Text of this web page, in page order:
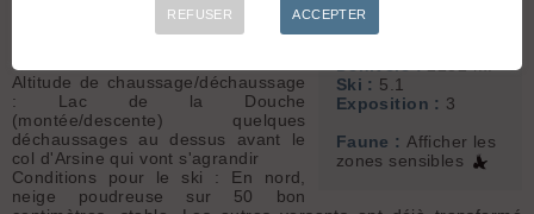
Ski : 5.1
Exposition : 3
Faune : Afficher les
zones sensibles
Conditions d'accès/altitude du
la barrière
Altitude de chaussage/déchaussage
: Lac de la Douche
(montée/descente) quelques
déchaussages au dessus avant le
col d'Arsine qui vont s'agrandir
Conditions pour le ski : En nord,
neige poudreuse sur 50 bon
REFUSER ACCEPTER